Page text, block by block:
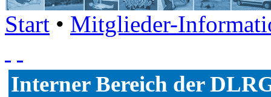
Start • Mitglieder-
Interner Bereich der